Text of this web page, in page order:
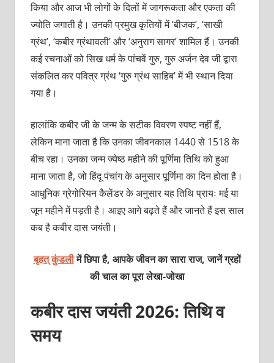
किया और आज भी लोगों के दिलों में जागरूकता और एकता की
ज्योति जगाती है। उनकी प्रमुख कृतियों में ‘बीजक’, ‘साखी
ग्रंथ’, ‘कबीर ग्रंथावली’ और ‘अनुराग सागर’ शामिल हैं। उनकी
कई रचनाओं को सिख धर्म के पांचवें गुरु, गुरु अर्जन देव जी द्वारा
संकलित कर पवित्र ग्रंथ ‘गुरु ग्रंथ साहिब’ में भी स्थान दिया
गया है।
हालांकि कबीर जी के जन्म के सटीक विवरण स्पष्ट नहीं हैं,
लेकिन माना जाता है कि उनका जीवनकाल 1440 से 1518 के
बीच रहा। उनका जन्म ज्येष्ठ महीने की पूर्णिमा तिथि को हुआ
माना जाता है, जो हिंदू पंचांग के अनुसार पूर्णिमा का दिन होता है।
आधुनिक ग्रेगोरियन कैलेंडर के अनुसार यह तिथि प्रायः मई या
जून महीने में पड़ती है। आइए आगे बढ़ते हैं और जानते हैं इस साल
कब है कबीर दास जयंती।
बृहत् कुंडलीमें छिपा है, आपके जीवन का सारा राज, जानें ग्रहों
की चाल का पूरालेखा-जोखा
कबीर दास जयंती 2026: तिथि व
समय